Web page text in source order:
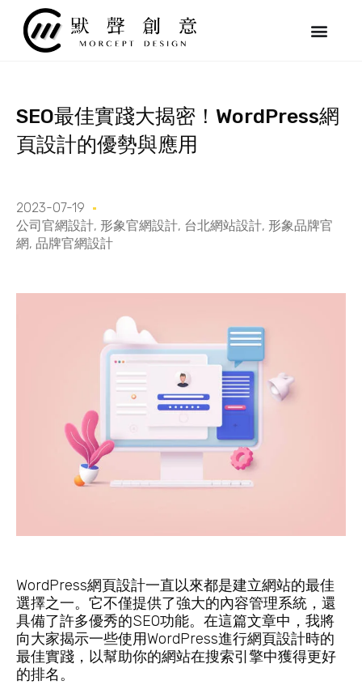
SEO最佳實踐大揭密！WordPress網
頁設計的優勢與應用
2023-07-19
公司官網設計, 形象官網設計, 台北網站設計, 形象品牌官
網, 品牌官網設計
WordPress網頁設計一直以來都是建立網站的最佳
選擇之一。它不僅提供了強大的內容管理系統，還
具備了許多優秀的SEO功能。在這篇文章中，我將
向大家揭示一些使用WordPress進行網頁設計時的
最佳實踐，以幫助你的網站在搜索引擎中獲得更好
的排名。